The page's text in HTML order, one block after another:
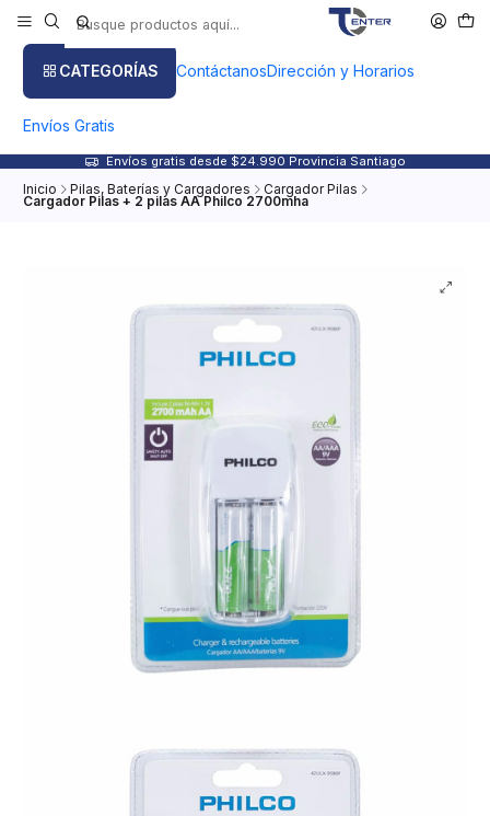
CATEGORÍAS ContáctanosDirección y Horarios
Envíos Gratis
Envíos gratis desde $24.990 Provincia Santiago
Inicio Pilas, Baterías y Cargadores Cargador Pilas
Cargador Pilas + 2 pilas AA Philco 2700mha